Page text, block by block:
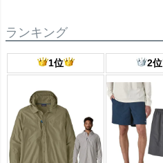
ランキング
1位 2位